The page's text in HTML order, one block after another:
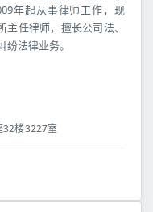
年起从事律师工作，现
任律师，擅长公司法、
法律业务。
32楼3227室